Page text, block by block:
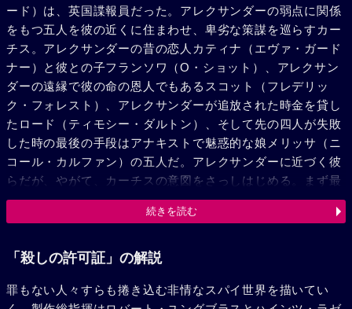
ード）は、英国諜報員だった。アレクサンダーの弱点に関係
をもつ五人を彼の近くに住まわせ、卑劣な策謀を巡らすカー
チス。アレクサンダーの昔の恋人カティナ（エヴァ・ガード
ナー）と彼との子フランソワ（O・ショット）、アレクサン
ダーの遠縁で彼の命の恩人でもあるスコット（フレデリッ
ク・フォレスト）、アレクサンダーが追放された時金を貸し
たロード（ティモシー・ダルトン）、そして先の四人が失敗
した時の最後の手段はアナキストで魅惑的な娘メリッサ（ニ
コール・カルファン）の五人だ。アレクサンダーに近づく彼
らだが、やがて、カーチスの意図をさっしはじめる。まず最
初に気づいたロードがカーチスに殺される。そしてついにア
レキサンダーはリモコン爆弾で爆死させられた。犯人はほか
に裏切ったため、殺されてしまう。非情なスパイの世界であ
続きを読む
「殺しの許可証」の解説
罪もない人々すらも捲き込む非情なスパイ世界を描いてい